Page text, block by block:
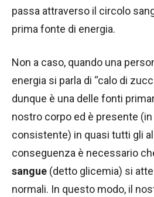
passa attraverso il circolo
prima fonte di energia.
Non a caso, quando una
energia si parla di “calo di
dunque è una delle fonti
nostro corpo ed è presente
consistente) in quasi tutti gli
conseguenza è necessario
sangue (detto glicemia) si
normali. In questo modo, il